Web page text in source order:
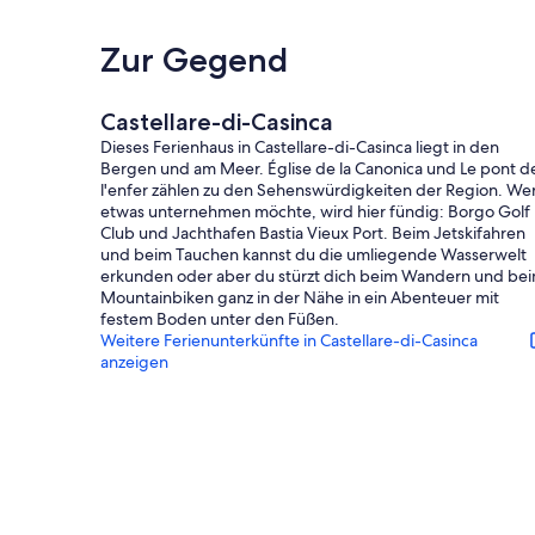
Zur Gegend
Castellare-di-Casinca
Dieses Ferienhaus in Castellare-di-Casinca liegt in den
Bergen und am Meer. Église de la Canonica und Le pont
l'enfer zählen zu den Sehenswürdigkeiten der Region.
etwas unternehmen möchte, wird hier fündig: Borgo Golf
Club und Jachthafen Bastia Vieux Port. Beim Jetskifahren
und beim Tauchen kannst du die umliegende Wasserwelt
erkunden oder aber du stürzt dich beim Wandern und
Mountainbiken ganz in der Nähe in ein Abenteuer mit
festem Boden unter den Füßen.
Weitere Ferienunterkünfte in Castellare-di-Casinca
anzeigen